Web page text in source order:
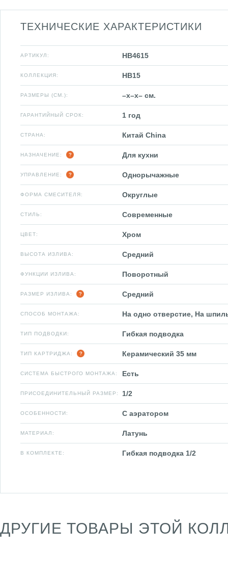
ТЕХНИЧЕСКИЕ ХАРАКТЕРИСТИКИ
АРТИКУЛ: HB4615
КОЛЛЕКЦИЯ: HB15
РАЗМЕРЫ (СМ.): –x–x– см.
ГАРАНТИЙНЫЙ СРОК: 1 год
СТРАНА: Китай China
НАЗНАЧЕНИЕ: Для кухни
УПРАВЛЕНИЕ: Однорычажные
ФОРМА СМЕСИТЕЛЯ: Округлые
СТИЛЬ: Современные
ЦВЕТ: Хром
ВЫСОТА ИЗЛИВА: Средний
ФУНКЦИИ ИЗЛИВА: Поворотный
РАЗМЕР ИЗЛИВА: Средний
СПОСОБ МОНТАЖА: На одно отверстие, На
ТИП ПОДВОДКИ: Гибкая подводка
ТИП КАРТРИДЖА: Керамический 35 мм
СИСТЕМА БЫСТРОГО МОНТАЖА: Есть
ПРИСОЕДИНИТЕЛЬНЫЙ РАЗМЕР: 1/2
ОСОБЕННОСТИ: С аэратором
МАТЕРИАЛ: Латунь
В КОМПЛЕКТЕ: Гибкая подводка 1/2
ДРУГИЕ ТОВАРЫ ЭТОЙ